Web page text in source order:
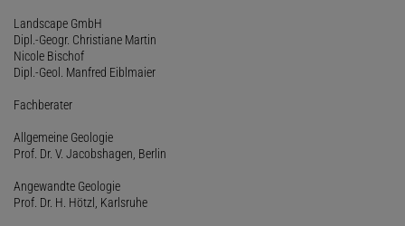
Landscape GmbH
Dipl.-Geogr. Christiane Martin
Nicole Bischof
Dipl.-Geol. Manfred Eiblmaier
Fachberater
Allgemeine Geologie
Prof. Dr. V. Jacobshagen, Berlin
Angewandte Geologie
Prof. Dr. H. Hötzl, Karlsruhe